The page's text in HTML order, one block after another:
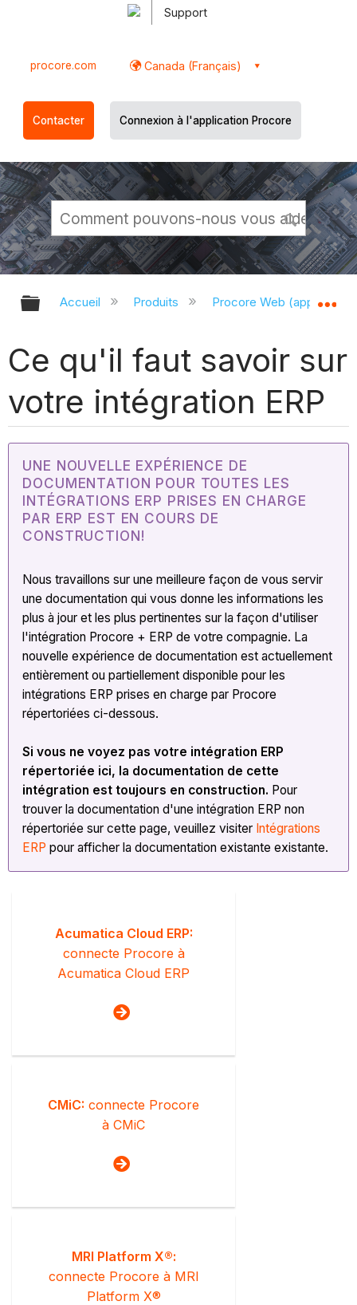
Support
procore.com Canada (Français)
Contacter Connexion à l'application Procore
Développer/réduire la hiérarchie
Accueil Produits Procore Web
Ce qu'il faut savoir sur
votre intégration ERP
UNE NOUVELLE EXPÉRIENCE DE
DOCUMENTATION POUR TOUTES LES
INTÉGRATIONS ERP PRISES EN CHARGE
PAR ERP EST EN COURS DE
CONSTRUCTION!
Nous travaillons sur une meilleure façon de vous servir
une documentation qui vous donne les informations les
plus à jour et les plus pertinentes sur la façon d'utiliser
l'intégration Procore + ERP de votre compagnie. La
nouvelle expérience de documentation est actuellement
entièrement ou partiellement disponible pour les
intégrations ERP prises en charge par Procore
répertoriées ci-dessous.
Si vous ne voyez pas votre intégration ERP
répertoriée ici, la documentation de cette
intégration est toujours en construction. Pour
trouver la documentation d'une intégration ERP non
répertoriée sur cette page, veuillez visiter Intégrations
ERP pour afficher la documentation existante existante.
Acumatica Cloud ERP:
connecte Procore à
Acumatica Cloud ERP
CMiC: connecte Procore
à CMiC
MRI Platform X®:
connecte Procore à MRI
Platform X®